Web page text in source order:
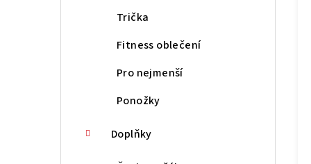
Trička
Fitness oblečení
Pro nejmenší
Ponožky
Doplňky